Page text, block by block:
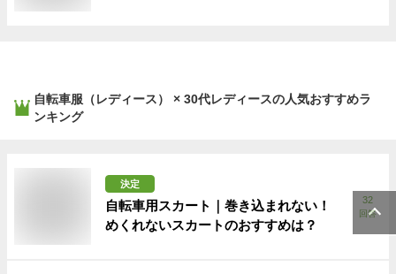
自転車服（レディース） × 30代レディースの人気おすすめラ
ンキング
決定
自転車用スカート｜巻き込まれない！
めくれないスカートのおすすめは？
32
回答